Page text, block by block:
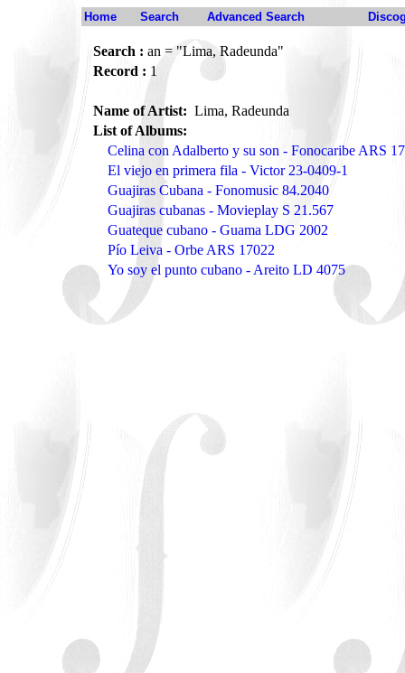
Home Search Advanced Search
Search : an = "Lima, Radeunda"
Record : 1
Name of Artist: Lima, Radeunda
List of Albums:
Celina con Adalberto y su son - Fonocaribe ARS
El viejo en primera fila - Victor 23-0409-1
Guajiras Cubana - Fonomusic 84.2040
Guajiras cubanas - Movieplay S 21.567
Guateque cubano - Guama LDG 2002
Pío Leiva - Orbe ARS 17022
Yo soy el punto cubano - Areito LD 4075